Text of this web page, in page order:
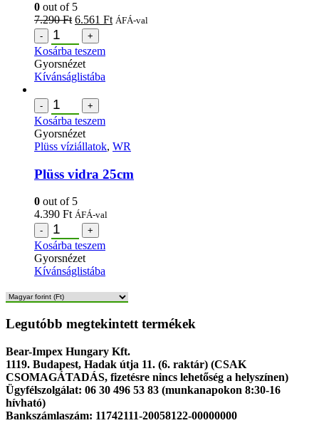
0 out of 5
7.290Ft 6.561 Ft ÁFÁ-val
-
+
Kosárba teszem
Gyorsnézet
Kívánságlistába
- +
Kosárba teszem
Gyorsnézet
Plüss víziállatok, WR
Plüss vidra 25cm
0 out of 5
4.390 Ft ÁFÁ-val
-
+
Kosárba teszem
Gyorsnézet
Kívánságlistába
Legutóbb megtekintett termékek
Bear-Impex Hungary Kft.
1119. Budapest, Hadak útja 11. (6. raktár) (CSAK
CSOMAGÁTADÁS, fizetésre nincs lehetőség a helyszínen)
Ügyfélszolgálat: 06 30 496 53 83 (munkanapokon 8:30-16
hívható)
Bankszámlaszám: 11742111-20058122-00000000